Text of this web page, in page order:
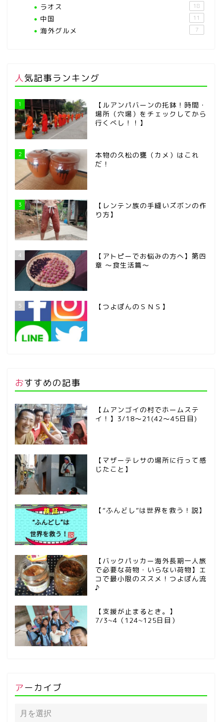
ラオス 18
中国 11
海外グルメ 7
人気記事ランキング
1
【ルアンパバーンの托鉢！時間・
場所（穴場）をチェックしてから
行くべし！！】
2
本物の久松の甕（カメ）はこれ
だ！
3
【レンテン族の手縫いズボンの作
り方】
4
【アトピーでお悩みの方へ】第四
章 ～食生活篇～
5 【つよぽんのＳＮＳ】
おすすめの記事
【ムアンゴイの村でホームステ
イ！】3/18～21(42～45日目)
【マザーテレサの場所に行って感
じたこと】
【“ふんどし”は世界を救う！説】
【バックパッカー海外長期一人旅
で必要な荷物・いらない荷物】エ
コで最小限のススメ！つよぽん流
♪
【支援が止まるとき。】
7/3~4（124~125日目）
アーカイブ